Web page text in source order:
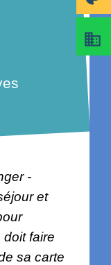
-
et
doit faire
sa carte
business